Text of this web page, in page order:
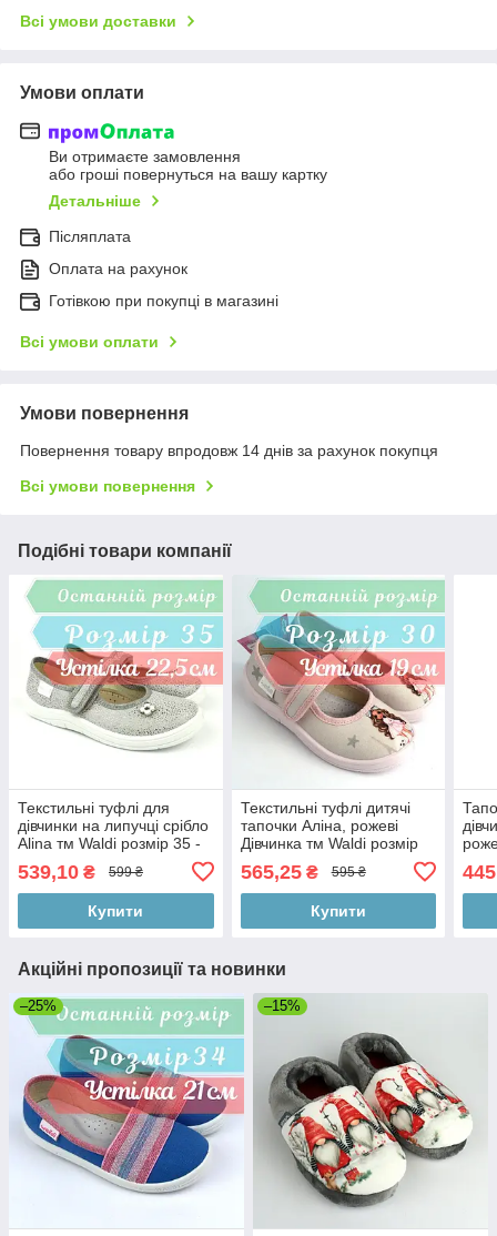
Всі умови доставки
Умови оплати
Ви отримаєте замовлення
або гроші повернуться на вашу картку
Детальніше
Післяплата
Оплата на рахунок
Готівкою при покупці в магазині
Всі умови оплати
Умови повернення
Повернення товару впродовж 14 днів за рахунок покупця
Всі умови повернення
Подібні товари компанії
Текстильні туфлі для
дівчинки на липучці срібло
Alina тм Waldi розмір 35 -
539,10 ₴ 599 ₴
Купити
Текстильні туфлі дитячі
тапочки Аліна, рожеві
Дівчинка тм Waldi розмір
565,25₴ 595 ₴
Купити
Акційні пропозиції та новинки
–25% –15%